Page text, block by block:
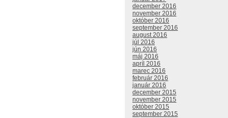
december 2016
november 2016
október 2016
september 2016
august 2016
júl 2016
jún 2016
máj 2016
apríl 2016
marec 2016
február 2016
január 2016
december 2015
november 2015
október 2015
september 2015